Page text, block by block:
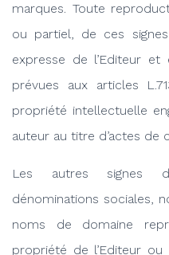
marques. Toute
ou partiel, de ces
expresse de l’Editeur
prévues aux articles
propriété intellectuelle
auteur au titre d’actes de
Les autres signes
dénominations sociales,
noms de domaine
propriété de l’Editeur